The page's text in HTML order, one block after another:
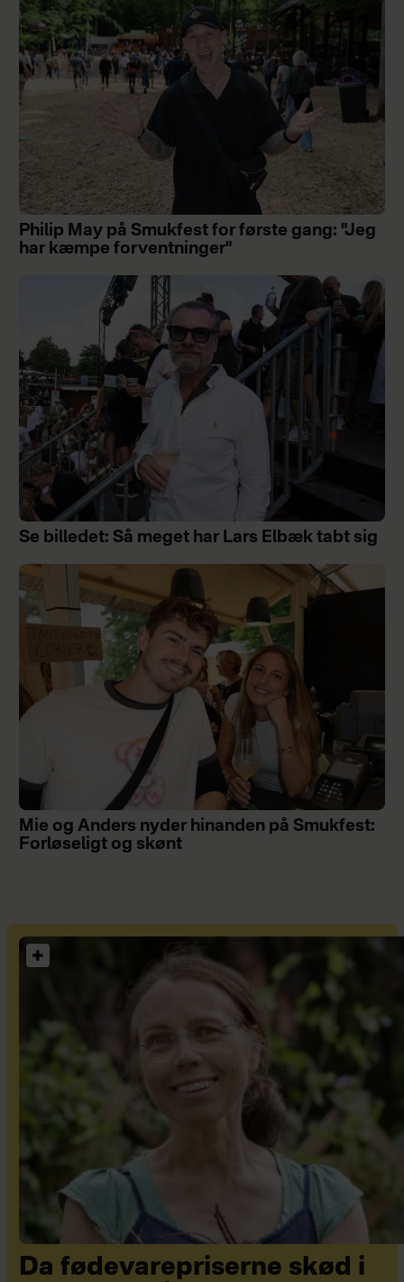
Philip May på Smukfest for første gang: "Jeg
har kæmpe forventninger"
Se billedet: Så meget har Lars Elbæk tabt sig
Mie og Anders nyder hinanden på Smukfest:
Forløseligt og skønt
Da fødevarepriserne skød i